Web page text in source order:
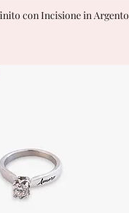
Vista rapida
con Incisione in Argento